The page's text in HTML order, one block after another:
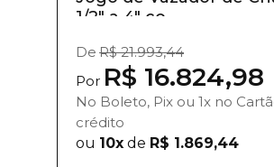
1/2" a 4" co...
De R$ 21.993,44
Por R$ 16.824,98
No Boleto, Pix ou 1x no
crédito
ou 10x de R$ 1.869,44